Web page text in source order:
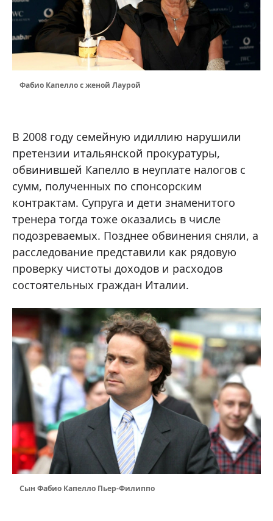
Фабио Капелло с женой Лаурой
В 2008 году семейную идиллию нарушили
претензии итальянской прокуратуры,
обвинившей Капелло в неуплате налогов с
сумм, полученных по спонсорским
контрактам. Супруга и дети знаменитого
тренера тогда тоже оказались в числе
подозреваемых. Позднее обвинения сняли, а
расследование представили как рядовую
проверку чистоты доходов и расходов
состоятельных граждан Италии.
Сын Фабио Капелло Пьер-Филиппо